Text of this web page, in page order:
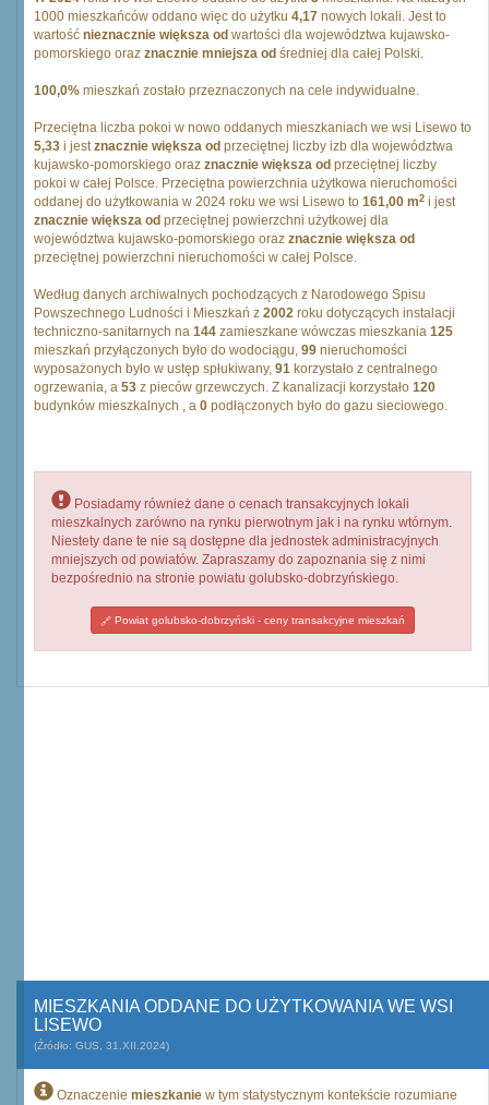
1000 mieszkańców oddano więc do użytku 4,17 nowych lokali. Jest to
wartość nieznacznie większa od wartości dla województwa kujawsko-
pomorskiego oraz znacznie mniejsza od średniej dla całej Polski.
100,0% mieszkań zostało przeznaczonych na cele indywidualne.
Przeciętna liczba pokoi w nowo oddanych mieszkaniach we wsi Lisewo to
5,33 i jestznacznie większa od przeciętnej liczby izb dla województwa
kujawsko-pomorskiego oraz znacznie większa od przeciętnej liczby
pokoi w całej Polsce. Przeciętna powierzchnia użytkowa nieruchomości
oddanej do użytkowania w 2024 roku we wsi Lisewo to 161,00 m2 i jest
znacznie większa od przeciętnej powierzchni użytkowej dla
województwa kujawsko-pomorskiego oraz znacznie większa od
przeciętnej powierzchni nieruchomości w całej Polsce.
Według danych archiwalnych pochodzących z Narodowego Spisu
Powszechnego Ludności i Mieszkań z 2002 roku dotyczących instalacji
techniczno-sanitarnych na 144 zamieszkane wówczas mieszkania 125
mieszkań przyłączonych było do wodociągu, 99 nieruchomości
wyposażonych było w ustęp spłukiwany, 91 korzystało z centralnego
ogrzewania, a 53 z pieców grzewczych. Z kanalizacji korzystało 120
budynków mieszkalnych , a 0 podłączonych było do gazu sieciowego.
Posiadamy również dane o cenach transakcyjnych lokali
mieszkalnych zarówno na rynku pierwotnym jak i na rynku wtórnym.
Niestety dane te nie są dostępne dla jednostek administracyjnych
mniejszych od powiatów. Zapraszamy do zapoznania się z nimi
bezpośrednio na stronie powiatu golubsko-dobrzyńskiego.
Powiat golubsko-dobrzyński - ceny transakcyjne mieszkań
MIESZKANIA ODDANE DO UŻYTKOWANIA WE WSI
LISEWO
(Źródło: GUS, 31.XII.2024)
Oznaczenie mieszkanie w tym statystycznym kontekście rozumiane